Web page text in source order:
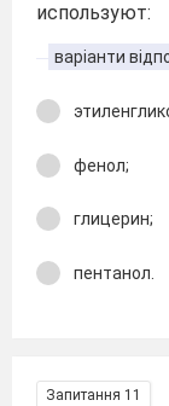
используют:
варіанти
фенол;
глицерин;
пентанол.
Запитання 11